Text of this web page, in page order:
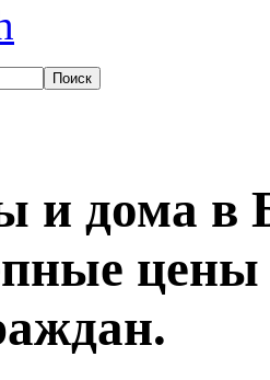
и дома в
цены